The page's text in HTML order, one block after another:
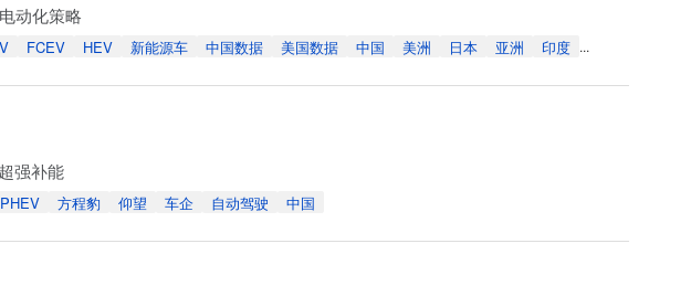
动化策略
FCEV HEV 新能源车 中国数据 美国数据 中国 美洲 日本 亚洲 印度 ...
强补能
PHEV 方程豹 仰望 车企 自动驾驶 中国